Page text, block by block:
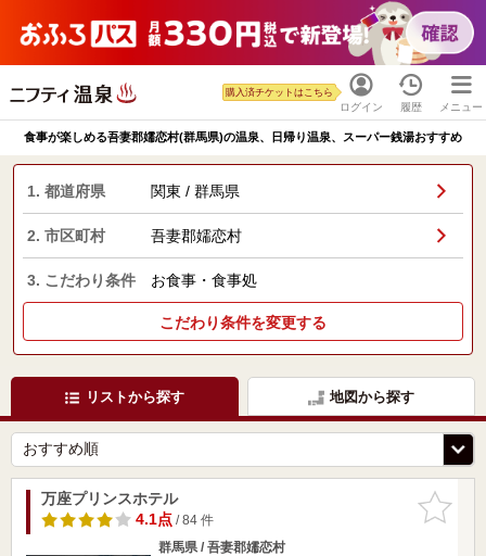
ログイン
購入済チケットはこちら
履歴 メニュー
食事が楽しめる吾妻郡嬬恋村(群馬県)の温泉、日帰り温泉、スーパー銭湯おすすめ
1. 都道府県 関東 / 群馬県
2. 市区町村 吾妻郡嬬恋村
3. こだわり条件 お食事・食事処
こだわり条件を変更する
リストから探す 地図から探す
お気に入
りに追加
万座プリンスホテル
4.1点/ 84 件
群馬県 / 吾妻郡嬬恋村